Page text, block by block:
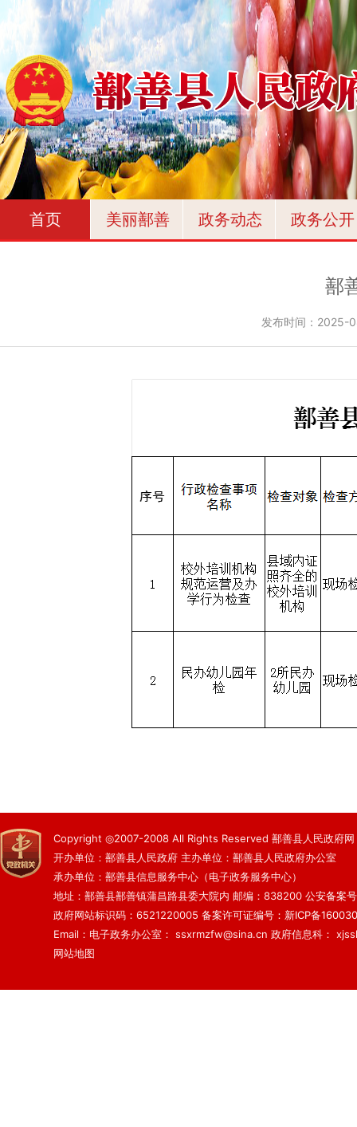
首页 美丽鄯善 政务动态 政务公开
鄯
发布时间： 2025-
Copyright ◎2007-2008 All Rights Reserved 鄯善县人民政府网
开办单位：鄯善县人民政府 主办单位：鄯善县人民政府办公室
承办单位：鄯善县信息服务中心（电子政务服务中心）
地址：鄯善县鄯善镇蒲昌路县委大院内 邮编：838200 公安备案
政府网站标识码：6521220005 备案许可证编号：新ICP备
Email：电子政务办公室： ssxrmzfw@sina.cn 政府信息科：
网站地图